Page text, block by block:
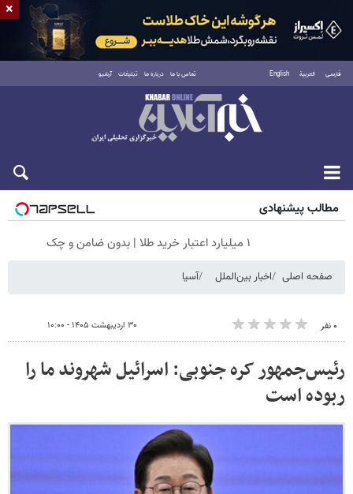
فارسی العربية English تماس با ما درباره ما تبلیغات آرشیو
جمعه ۱۶ مرداد ۱۴۰۵
مطالب پیشنهادی
۱ میلیارد اعتبار خرید طلا | بدون ضامن و چک
صفحه اصلی اخبار بین‌الملل آسیا
۰ نفر ۳۰ اردیبهشت ۱۴۰۵ - ۱۰:۰۰
رئیس‌جمهور کره جنوبی: اسرائیل شهروند ما را
ربوده است
×